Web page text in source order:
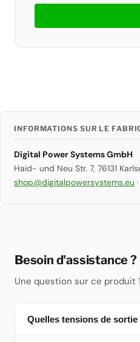
INFORMATIONS SUR LE
Digital Power Systems GmbH
Haid- und Neu Str. 7, 76131
shop@digitalpowersystems.eu ·
Besoin d'assistance ?
Une question sur ce produit
Quelles tensions de